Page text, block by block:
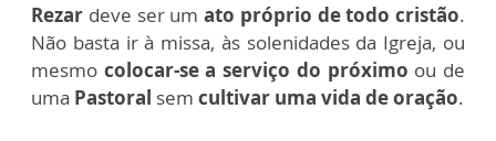
Rezar deve ser um ato próprio de todo cristão.
Não basta ir à missa, às solenidades da Igreja, ou
mesmo colocar-se a serviço do próximo ou de
uma Pastoral sem cultivar uma vida de oração.